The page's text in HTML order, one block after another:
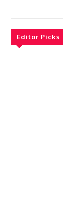
Editor Picks